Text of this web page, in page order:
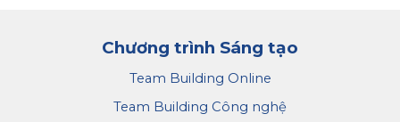
Chương trình Sáng tạo
Team Building Online
Team Building Công nghệ